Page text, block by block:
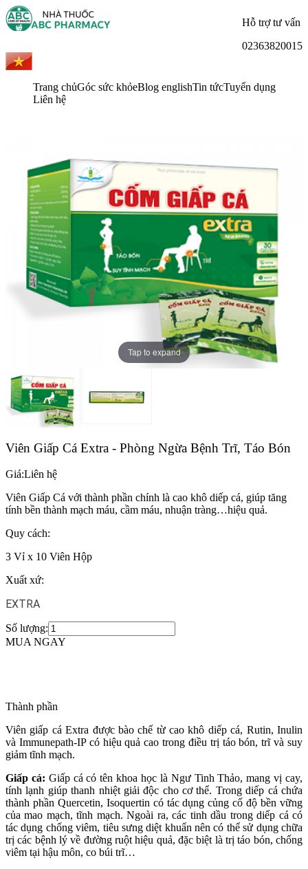
Hỗ trợ tư vấn
02363820015
Trang chủGóc sức khỏeBlog englishTin tứcTuyển dụng
Liên hệ
Tap to expand
Viên Giấp Cá Extra - Phòng Ngừa Bệnh Trĩ, Táo Bón
Giá:Liên hệ
Viên Giấp Cá với thành phần chính là cao khô diếp cá, giúp tăng
tính bền thành mạch máu, cầm máu, nhuận tràng…hiệu quả.
Quy cách:
3 Vỉ x 10 Viên Hộp
Xuất xứ:
EXTRA
Số lượng:
MUA NGAY
Thành phần
Viên giấp cá Extra được bào chế từ cao khô diếp cá, Rutin, Inulin
và Immunepath-IP có hiệu quả cao trong điều trị táo bón, trĩ và suy
giảm tĩnh mạch.
Giấp cá: Giấp cá có tên khoa học là Ngư Tinh Thảo, mang vị cay,
tính lạnh giúp thanh nhiệt giải độc cho cơ thể. Trong diếp cá chứa
thành phần Quercetin, Isoquertin có tác dụng củng cố độ bền vững
của mao mạch, tĩnh mạch. Ngoài ra, các tinh dầu trong diếp cá có
tác dụng chống viêm, tiêu sưng diệt khuẩn nên có thể sử dụng chữa
trị các bệnh lý về đường ruột hiệu quả, đặc biệt là trị táo bón, chống
viêm tại hậu môn, co búi trĩ…